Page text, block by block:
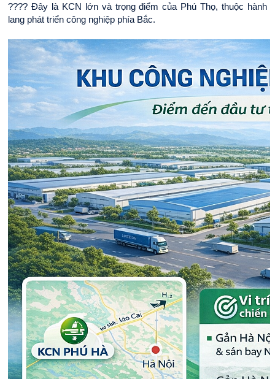
???? Đây là KCN lớn và trọng điểm của Phú Thọ, thuộc hành
lang phát triển công nghiệp phía Bắc.